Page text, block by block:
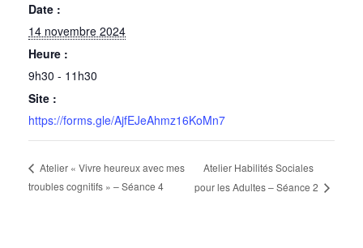
Date :
14 novembre 2024
Heure :
9h30 - 11h30
Site :
https://forms.gle/AjfEJeAhmz16KoMn7
Atelier « Vivre heureux avec mes
troubles cognitifs » – Séance 4
Atelier Habilités Sociales
pour les Adultes – Séance 2